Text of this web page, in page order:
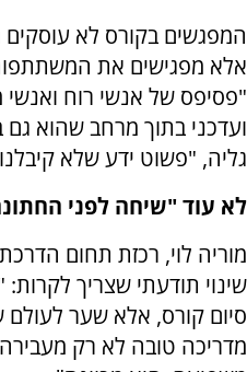
המפגשים בקורס לא עוסקים
אלא מפגישים את
"פסיפס של אנשי רוח ואנשי
ועדכני בתוך מרחב שהוא
גליה, "פשוט ידע שלא
לא עוד "שיחה לפני
מוריה לוי, רכזת תחום
שינוי תודעתי שצריך
סיום קורס, אלא שער לעולם
מדריכה טובה לא רק